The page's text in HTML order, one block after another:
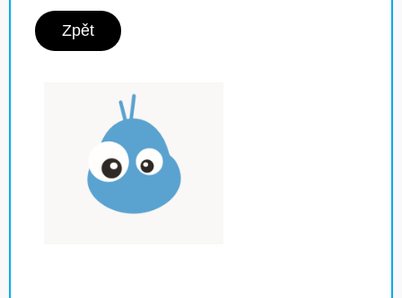
Zpět